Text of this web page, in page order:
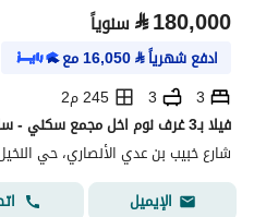
⃁180,000 سنوياً
ادفع شهرياً⃁
16,050مع
3
3
245 م2
فيلا بـ3 غرف نوم اخل مجمع سكني - ساتل
شارع خبيب بن عدي الأنصاري، حي
الإيميل